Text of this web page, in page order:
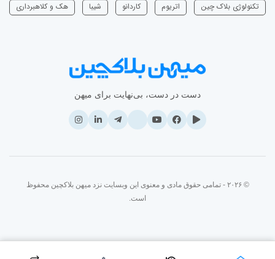
تکنولوژی بلاک چین
اتریوم ‌کاردانو شیبا هک و کلاهبرداری
دست در دست، بی‌نهایت برای میهن
© ۲۰۲۶ - تمامی حقوق مادی و معنوی این وبسایت نزد میهن بلاکچین محفوظ
است.